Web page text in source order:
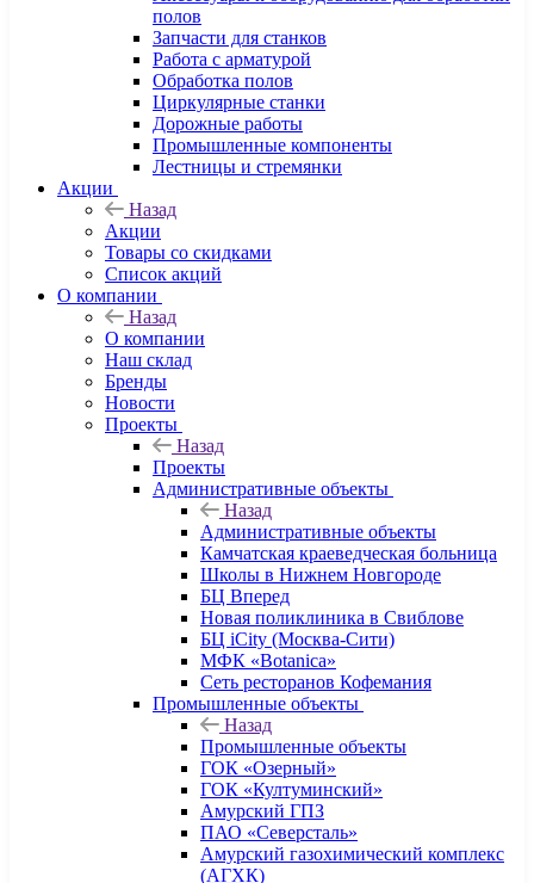
полов
Запчасти для станков
Работа с арматурой
Обработка полов
Циркулярные станки
Дорожные работы
Промышленные компоненты
Лестницы и стремянки
Акции
Назад
Акции
Товары со скидками
Список акций
О компании
Назад
О компании
Наш склад
Бренды
Новости
Проекты
Назад
Проекты
Административные объекты
Назад
Административные объекты
Камчатская краеведческая больница
Школы в Нижнем Новгороде
БЦ Вперед
Новая поликлиника в Свиблове
БЦ iCity (Москва-Сити)
МФК «Botanica»
Сеть ресторанов Кофемания
Промышленные объекты
Назад
Промышленные объекты
ГОК «Озерный»
ГОК «Култуминский»
Амурский ГПЗ
ПАО «Северсталь»
Амурский газохимический комплекс
(АГХК)